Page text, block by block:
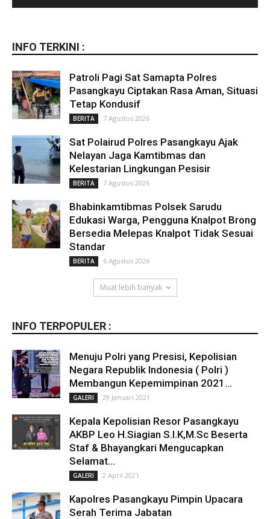
INFO TERKINI :
Patroli Pagi Sat Samapta Polres
Pasangkayu Ciptakan Rasa Aman, Situasi
Tetap Kondusif
BERITA 7 Agustus 2026
Sat Polairud Polres Pasangkayu Ajak
Nelayan Jaga Kamtibmas dan
Kelestarian Lingkungan Pesisir
BERITA 7 Agustus 2026
Bhabinkamtibmas Polsek Sarudu
Edukasi Warga, Pengguna Knalpot Brong
Bersedia Melepas Knalpot Tidak Sesuai
Standar
BERITA 6 Agustus 2026
Muat lebih banyak
INFO TERPOPULER :
Menuju Polri yang Presisi, Kepolisian
Negara Republik Indonesia ( Polri )
Membangun Kepemimpinan 2021...
GALERI 29 Januari 2021
Kepala Kepolisian Resor Pasangkayu
AKBP Leo H.Siagian S.I.K,M.Sc Beserta
Staf & Bhayangkari Mengucapkan
Selamat...
GALERI 2 April 2021
Kapolres Pasangkayu Pimpin Upacara
Serah Terima Jabatan